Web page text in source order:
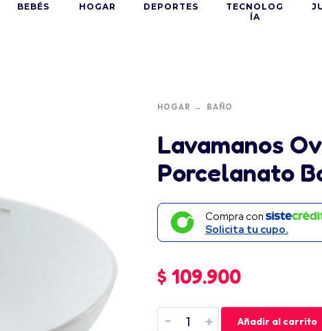
BEBÉS HOGAR DEPORTES
TECNOLOG
ÍA
HOGAR BAÑO
Lavamanos
Porcelanato
Compra con
Solicita tu cupo.
$ 109.900
- + Añadir al carrito